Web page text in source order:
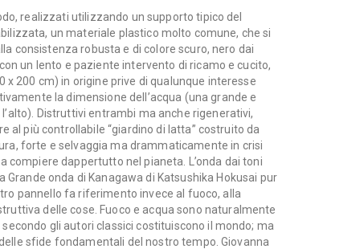
realizzati utilizzando un supporto tipico del
un materiale plastico molto comune, che si
consistenza robusta e di colore scuro, nero dai
un lento e paziente intervento di ricamo e cucito,
200 cm) in origine prive di qualunque interesse
la dimensione dell’acqua (una grande e
Distruttivi entrambi ma anche rigenerativi,
più controllabile “giardino di latta” costruito da
forte e selvaggia ma drammaticamente in crisi
compiere dappertutto nel pianeta. L’onda dai toni
Grande onda di Kanagawa di Katsushika Hokusai pur
pannello fa riferimento invece al fuoco, alla
delle cose. Fuoco e acqua sono naturalmente
gli autori classici costituiscono il mondo; ma
sfide fondamentali del nostro tempo. Giovanna